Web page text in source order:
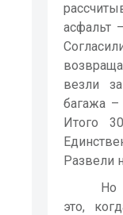
асфальт
везли
багажа –
Итого
Развели
Но
это,